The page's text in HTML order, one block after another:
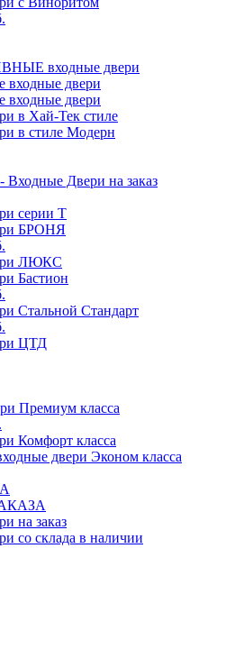
входные двери
входные двери
входные двери
в Хай-Тек стиле
в стиле Модерн
Двери на заказ
серии Т
БРОНЯ
ЛЮКС
Бастион
Стальной Стандарт
ЦТД
Премиум класса
Комфорт класса
двери Эконом класса
на заказ
со склада в наличии